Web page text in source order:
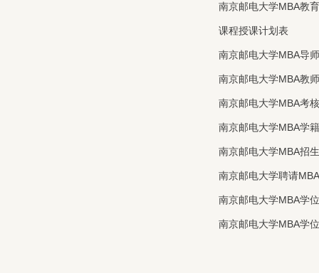
南京邮电大学MBA教
课程授课计划表
南京邮电大学MBA导
南京邮电大学MBA教
南京邮电大学MBA考
南京邮电大学MBA学
南京邮电大学MBA招
南京邮电大学聘请
南京邮电大学MBA学
南京邮电大学MBA学